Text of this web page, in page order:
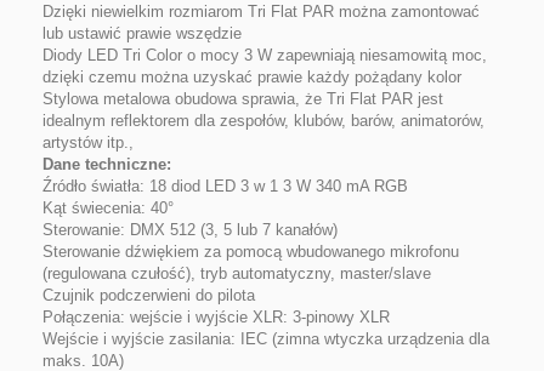
Dzięki niewielkim rozmiarom Tri Flat PAR można zamontować
lub ustawić prawie wszędzie
Diody LED Tri Color o mocy 3 W zapewniają niesamowitą moc,
dzięki czemu można uzyskać prawie każdy pożądany kolor
Stylowa metalowa obudowa sprawia, że ​​Tri Flat PAR jest
idealnym reflektorem dla zespołów, klubów, barów, animatorów,
artystów itp.,
Dane techniczne:
Źródło światła: 18 diod LED 3 w 1 3 W 340 mA RGB
Kąt świecenia: 40°
Sterowanie: DMX 512 (3, 5 lub 7 kanałów)
Sterowanie dźwiękiem za pomocą wbudowanego mikrofonu
(regulowana czułość), tryb automatyczny, master/slave
Czujnik podczerwieni do pilota
Połączenia: wejście i wyjście XLR: 3-pinowy XLR
Wejście i wyjście zasilania: IEC (zimna wtyczka urządzenia dla
maks. 10A)